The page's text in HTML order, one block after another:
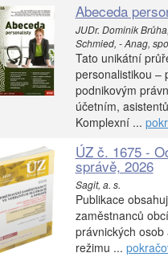
Abeceda
JUDr. Dominik
Schmied, - Anag,
Tato unikátní
personalistikou –
podnikovým
účetním,
Komplexní ...
ÚZ č. 1675 -
správě, 2026
Sagit, a. s.
Publikace
zaměstnanců
právnických
režimu ...